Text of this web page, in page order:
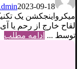
2023-09-18
میکرواینجکشن یک
لقاح خارج از رحم یا
توسط ... ادامه مطلب